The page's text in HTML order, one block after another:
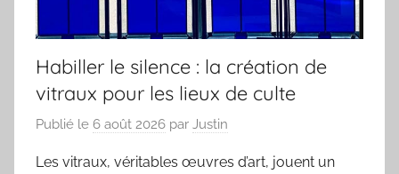
Habiller le silence : la création de
vitraux pour les lieux de culte
Publié le 6 août 2026 par Justin
Les vitraux, véritables œuvres d’art, jouent un